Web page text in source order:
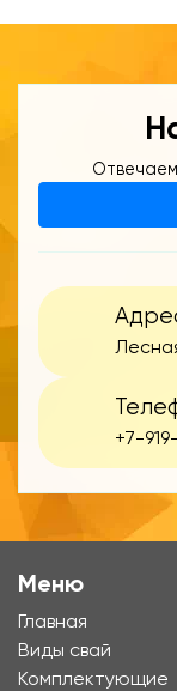
+7-
Меню
Главная
Виды свай
Комплектующие